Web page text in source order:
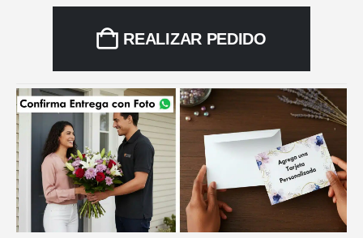
REALIZAR PEDIDO